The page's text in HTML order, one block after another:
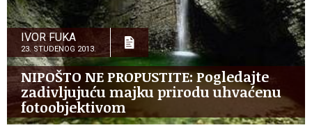
IVOR FUKA
23. STUDENOG 2013.
NIPOŠTO NE PROPUSTITE: Pogledajte
zadivljujuću majku prirodu uhvaćenu
fotoobjektivom